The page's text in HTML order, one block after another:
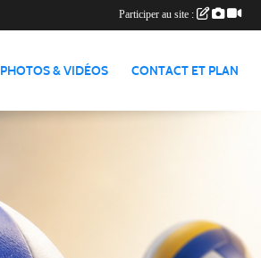
PHOTOS & VIDÉOS CONTACT ET PLAN
Participer au site :